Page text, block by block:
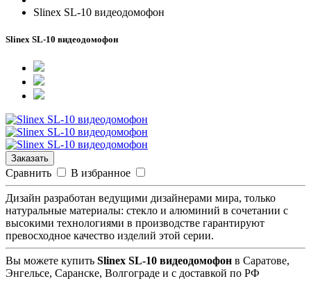
Slinex SL-10 видеодомофон
Slinex SL-10 видеодомофон
Заказать
Сравнить В избранное
Дизайн разработан ведущими дизайнерами мира, только
натуральные материалы: стекло и алюминий в сочетании с
высокими технологиями в производстве гарантируют
превосходное качество изделий этой серии.
Вы можете купить Slinex SL-10 видеодомофон в Саратове,
Энгельсе, Саранске, Волгограде и с доставкой по РФ